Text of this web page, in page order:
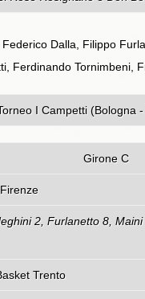
Dalla, Filippo
Ferdinando Tornimbeni,
I Campetti (Bologna
Girone C
Bologna
2, Furlanetto 8,
Bologna –